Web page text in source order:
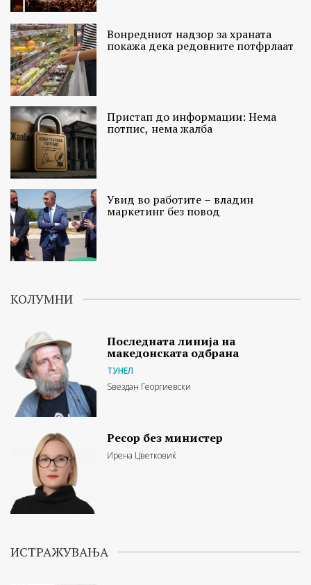
Вонредниот надзор за храната
покажа дека редовните потфрлаат
Пристап до информации: Нема
потпис, нема жалба
Увид во работите – владин
маркетинг без повод
КОЛУМНИ
Последната линија на
македонската одбрана
ТУНЕЛ
Ѕвездан Георгиевски
Ресор без министер
Ирена Цветковиќ
ИСТРАЖУВАЊА